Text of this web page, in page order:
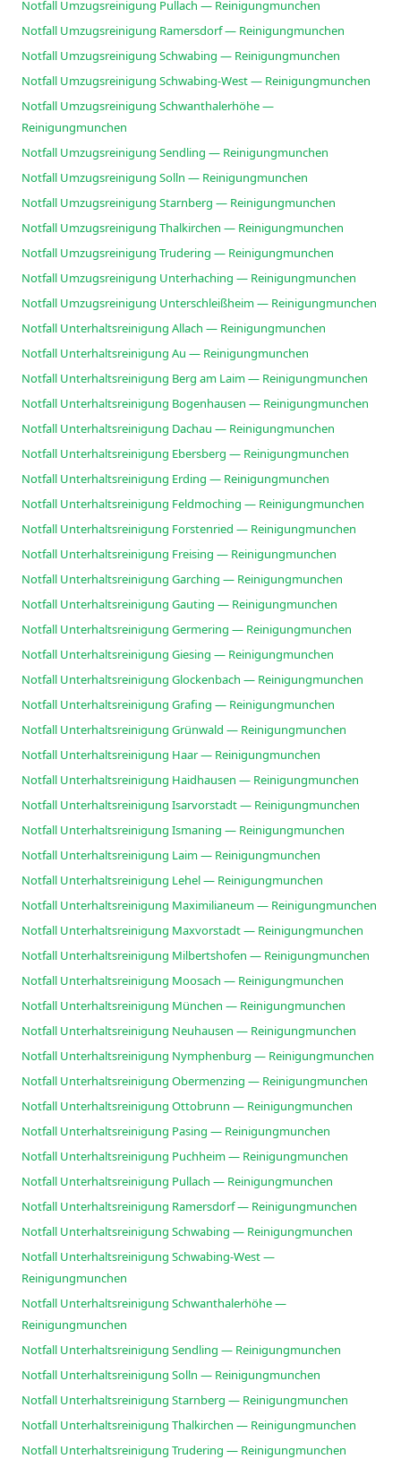
Notfall Umzugsreinigung Pullach — Reinigungmunchen
Notfall Umzugsreinigung Ramersdorf — Reinigungmunchen
Notfall Umzugsreinigung Schwabing — Reinigungmunchen
Notfall Umzugsreinigung Schwabing-West — Reinigungmunchen
Notfall Umzugsreinigung Schwanthalerhöhe —
Reinigungmunchen
Notfall Umzugsreinigung Sendling — Reinigungmunchen
Notfall Umzugsreinigung Solln — Reinigungmunchen
Notfall Umzugsreinigung Starnberg — Reinigungmunchen
Notfall Umzugsreinigung Thalkirchen — Reinigungmunchen
Notfall Umzugsreinigung Trudering — Reinigungmunchen
Notfall Umzugsreinigung Unterhaching — Reinigungmunchen
Notfall Umzugsreinigung Unterschleißheim — Reinigungmunchen
Notfall Unterhaltsreinigung Allach — Reinigungmunchen
Notfall Unterhaltsreinigung Au — Reinigungmunchen
Notfall Unterhaltsreinigung Berg am Laim — Reinigungmunchen
Notfall Unterhaltsreinigung Bogenhausen — Reinigungmunchen
Notfall Unterhaltsreinigung Dachau — Reinigungmunchen
Notfall Unterhaltsreinigung Ebersberg — Reinigungmunchen
Notfall Unterhaltsreinigung Erding — Reinigungmunchen
Notfall Unterhaltsreinigung Feldmoching — Reinigungmunchen
Notfall Unterhaltsreinigung Forstenried — Reinigungmunchen
Notfall Unterhaltsreinigung Freising — Reinigungmunchen
Notfall Unterhaltsreinigung Garching — Reinigungmunchen
Notfall Unterhaltsreinigung Gauting — Reinigungmunchen
Notfall Unterhaltsreinigung Germering — Reinigungmunchen
Notfall Unterhaltsreinigung Giesing — Reinigungmunchen
Notfall Unterhaltsreinigung Glockenbach — Reinigungmunchen
Notfall Unterhaltsreinigung Grafing — Reinigungmunchen
Notfall Unterhaltsreinigung Grünwald — Reinigungmunchen
Notfall Unterhaltsreinigung Haar — Reinigungmunchen
Notfall Unterhaltsreinigung Haidhausen — Reinigungmunchen
Notfall Unterhaltsreinigung Isarvorstadt — Reinigungmunchen
Notfall Unterhaltsreinigung Ismaning — Reinigungmunchen
Notfall Unterhaltsreinigung Laim — Reinigungmunchen
Notfall Unterhaltsreinigung Lehel — Reinigungmunchen
Notfall Unterhaltsreinigung Maximilianeum — Reinigungmunchen
Notfall Unterhaltsreinigung Maxvorstadt — Reinigungmunchen
Notfall Unterhaltsreinigung Milbertshofen — Reinigungmunchen
Notfall Unterhaltsreinigung Moosach — Reinigungmunchen
Notfall Unterhaltsreinigung München — Reinigungmunchen
Notfall Unterhaltsreinigung Neuhausen — Reinigungmunchen
Notfall Unterhaltsreinigung Nymphenburg — Reinigungmunchen
Notfall Unterhaltsreinigung Obermenzing — Reinigungmunchen
Notfall Unterhaltsreinigung Ottobrunn — Reinigungmunchen
Notfall Unterhaltsreinigung Pasing — Reinigungmunchen
Notfall Unterhaltsreinigung Puchheim — Reinigungmunchen
Notfall Unterhaltsreinigung Pullach — Reinigungmunchen
Notfall Unterhaltsreinigung Ramersdorf — Reinigungmunchen
Notfall Unterhaltsreinigung Schwabing — Reinigungmunchen
Notfall Unterhaltsreinigung Schwabing-West —
Reinigungmunchen
Notfall Unterhaltsreinigung Schwanthalerhöhe —
Reinigungmunchen
Notfall Unterhaltsreinigung Sendling — Reinigungmunchen
Notfall Unterhaltsreinigung Solln — Reinigungmunchen
Notfall Unterhaltsreinigung Starnberg — Reinigungmunchen
Notfall Unterhaltsreinigung Thalkirchen — Reinigungmunchen
Notfall Unterhaltsreinigung Trudering — Reinigungmunchen